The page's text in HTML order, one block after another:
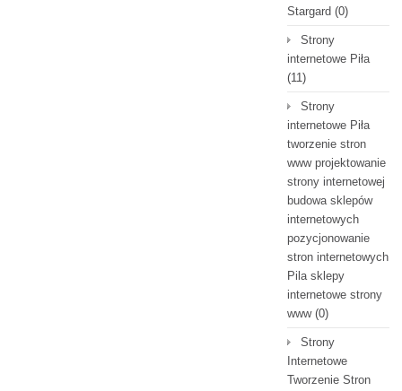
Stargard (0)
Strony
internetowe Piła
(11)
Strony
internetowe Piła
tworzenie stron
www projektowanie
strony internetowej
budowa sklepów
internetowych
pozycjonowanie
stron internetowych
Pila sklepy
internetowe strony
www(0)
Strony
Internetowe
Tworzenie Stron